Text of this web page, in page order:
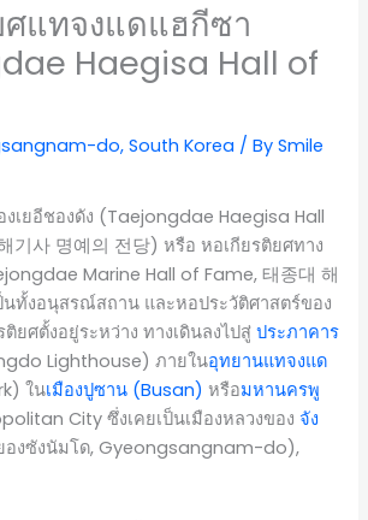
ศแทจงแดแฮกีซา
Haegisa Hall of
do,South Korea / BySmile
เยอีชองดัง (Taejongdae Haegisa Hall
기사 명예의 전당) หรือ หอเกียรติยศทาง
Marine Hall of Fame, 태종대 해
นทั้งอนุสรณ์สถาน และหอประวัติศาสตร์ของ
ติยศตั้งอยู่ระหว่าง ทางเดินลงไปสู่ประภาคาร
Lighthouse) ภายในอุทยานแทจงแด
ในเมืองปูซาน (Busan) หรือมหานครพู
City ซึ่งเคยเป็นเมืองหลวงของ จัง
องซังนัมโด, Gyeongsangnam-do),